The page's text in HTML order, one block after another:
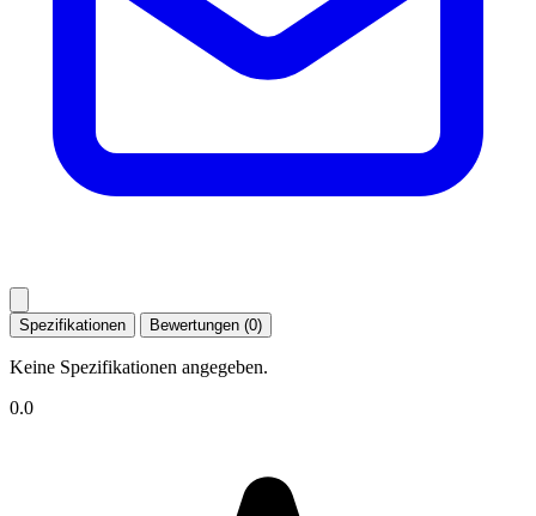
Spezifikationen Bewertungen (0)
Keine Spezifikationen angegeben.
0.0